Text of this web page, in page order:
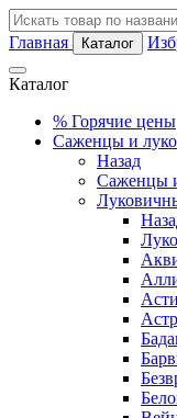
Главная Каталог
Каталог
% Горячие цены
Саженцы и
Назад
Саженцы